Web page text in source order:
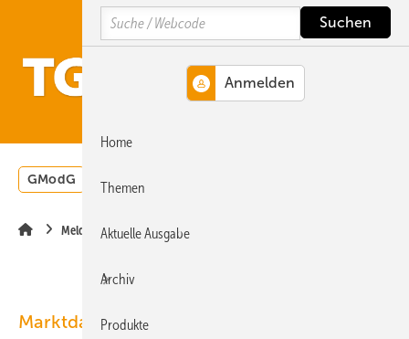
Hauptinhalt
Hauptmenü
SiteSearch
GModG Wärmepumpe
Meldungen
Marktdaten
Search
Home
Themen
Aktuelle Ausgabe
Archiv
Produkte